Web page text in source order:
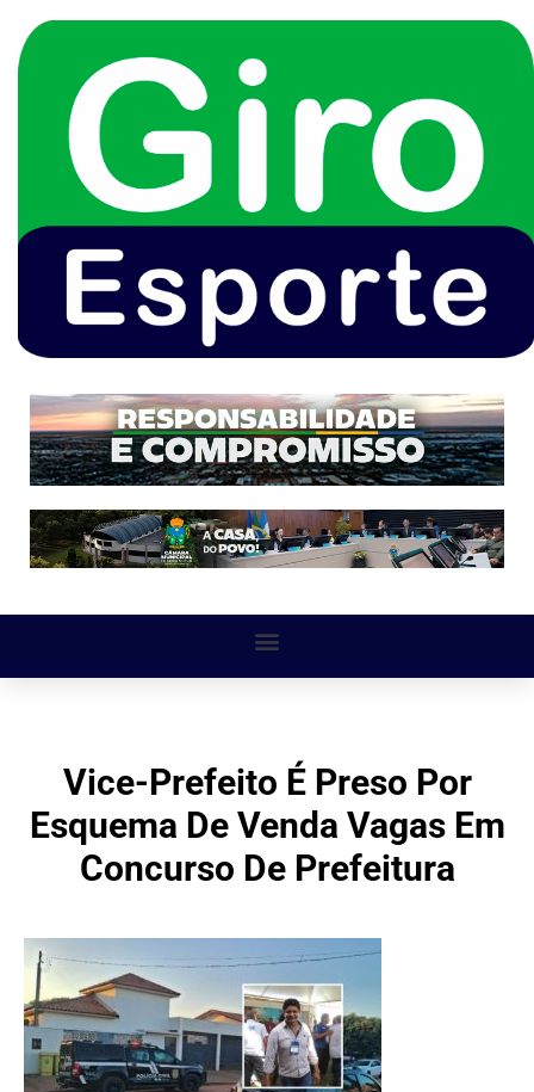
Vice-Prefeito É Preso Por
Esquema De Venda Vagas Em
Concurso De Prefeitura